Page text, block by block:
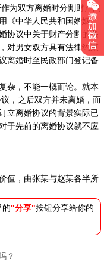
为双方离婚时分割财产的
《中华人民共和国婚姻
协议中关于财产分割的条
对男女双方具有法律约束
离婚时至民政部门登记备
杂，不能一概而论。就本
，之后双方并未离婚，而
立离婚协议的背景实际已
于先前的离婚协议就不应
值，由张某与赵某各半所
的"分享"按钮分享给你的
？